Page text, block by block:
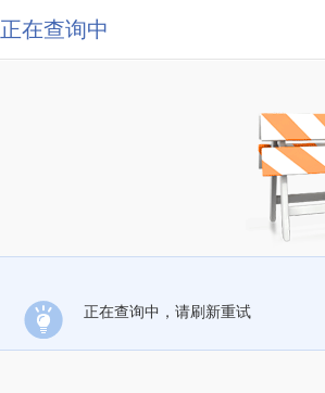
正在查询中
正在查询中，请刷新重试